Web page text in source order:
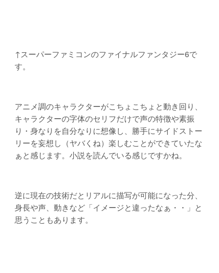
↑スーパーファミコンのファイナルファンタジー6で
す。
アニメ調のキャラクターがこちょこちょと動き回り、
キャラクターの字体のセリフだけで声の特徴や素振
り・身なりを自分なりに想像し、勝手にサイドストー
リーを妄想し（ヤバくね）楽しむことができていたな
ぁと感じます。小説を読んでいる感じですかね。
逆に現在の技術だとリアルに描写が可能になった分、
身長や声、動きなど「イメージと違ったなぁ・・」と
思うこともあります。